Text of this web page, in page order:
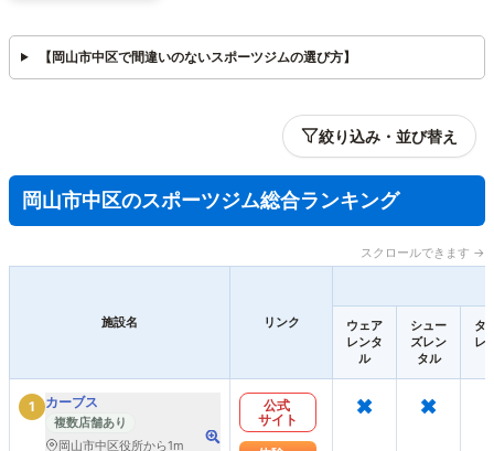
【岡山市中区で間違いのないスポーツジムの選び方】
絞り込み・並び替え
岡山市中区のスポーツジム総合ランキング
スクロールできます →
施設名 リンク
ウェア
レンタ
ル
シュー
ズレン
タル
タ
レ
1 カーブス
複数店舗あり
岡山市中区役所から1m
公式
サイト
× ×